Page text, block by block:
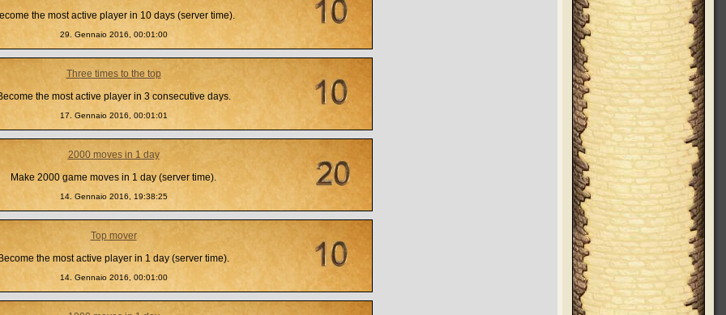
the most active player in 10 days (server time).
29. Gennaio 2016, 00:01:00
Three times to the top
the most active player in 3 consecutive days.
17. Gennaio 2016, 00:01:01
2000 moves in 1 day
Make 2000 game moves in 1 day (server time).
14. Gennaio 2016, 19:38:25
Top mover
the most active player in 1 day (server time).
14. Gennaio 2016, 00:01:00